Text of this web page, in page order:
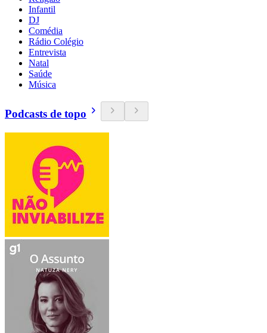
Infantil
DJ
Comédia
Rádio Colégio
Entrevista
Natal
Saúde
Música
Podcasts de topo